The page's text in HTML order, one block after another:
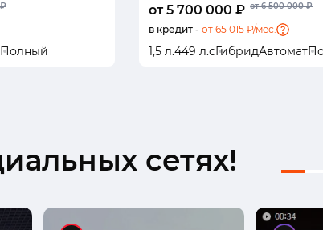
Полный
от 5 700 000 ₽ от 6 500 000 ₽
в кредит - от 65 015 ₽/мес.
1,5 л.449 л.сГибридАвтомат
сетях!